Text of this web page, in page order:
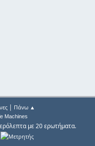
| Πάνω ▲
Machines
με 20 ερωτήματα.